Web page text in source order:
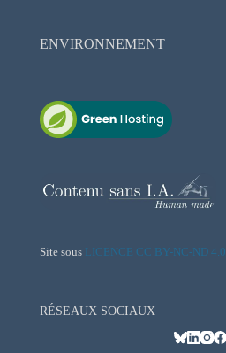
ENVIRONNEMENT
Site sous LICENCE CC BY-NC-ND 4.0
RÉSEAUX SOCIAUX